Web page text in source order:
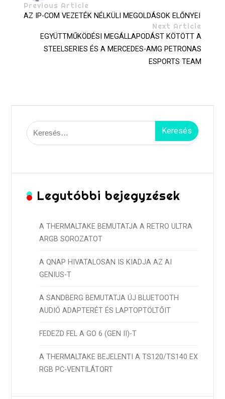
Previous Article
AZ IP-COM VEZETÉK NÉLKÜLI MEGOLDÁSOK ELŐNYEI
Next Article
EGYÜTTMŰKÖDÉSI MEGÁLLAPODÁST KÖTÖTT A
STEELSERIES ÉS A MERCEDES-AMG PETRONAS
ESPORTS TEAM
Keresés:
Legutóbbi bejegyzések
A THERMALTAKE BEMUTATJA A RETRO ULTRA
ARGB SOROZATOT
A QNAP HIVATALOSAN IS KIADJA AZ AI
GENIUS-T
A SANDBERG BEMUTATJA ÚJ BLUETOOTH
AUDIÓ ADAPTERÉT ÉS LAPTOPTÖLTŐIT
FEDEZD FEL A GO 6 (GEN II)-T
A THERMALTAKE BEJELENTI A TS120/TS140 EX
RGB PC-VENTILÁTORT